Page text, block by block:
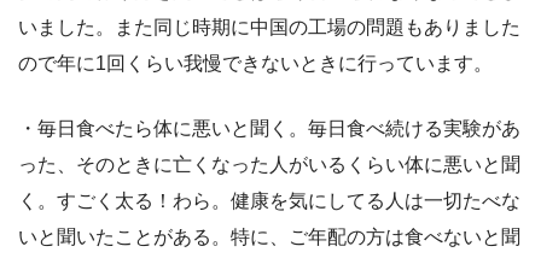
いました。また同じ時期に中国の工場の問題もありました
ので年に1回くらい我慢できないときに行っています。
・毎日食べたら体に悪いと聞く。毎日食べ続ける実験があ
った、そのときに亡くなった人がいるくらい体に悪いと聞
く。すごく太る！わら。健康を気にしてる人は一切たべな
いと聞いたことがある。特に、ご年配の方は食べないと聞